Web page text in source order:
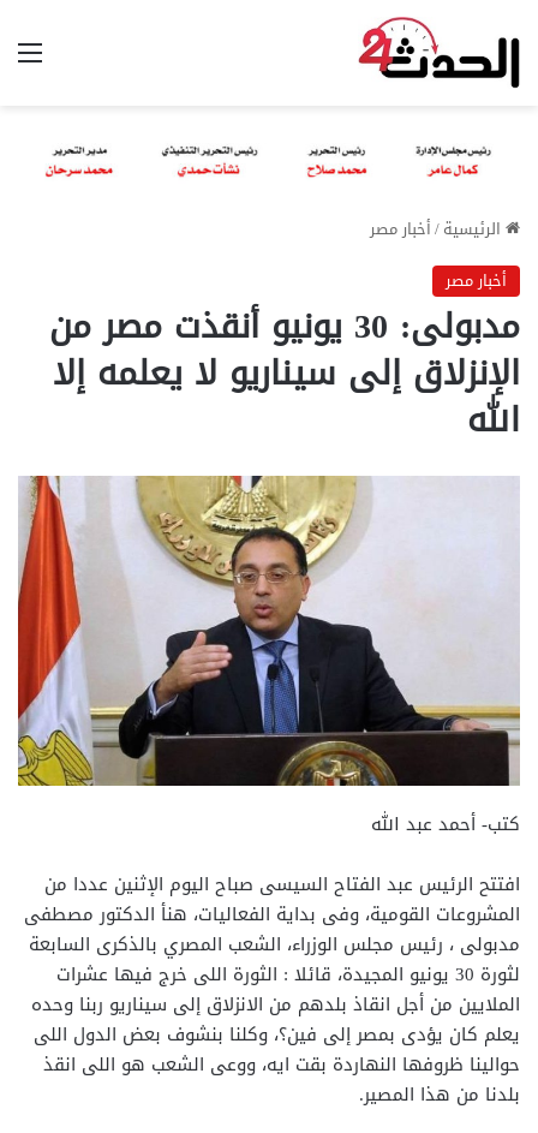
الرئيسية/أخبار مصر
أخبار مصر
مدبولى: 30 يونيو أنقذت مصر من
الإنزلاق إلى سيناريو لا يعلمه إلا
الله
كتب- أحمد عبد الله
افتتح الرئيس عبد الفتاح السيسى صباح اليوم الإثنين عددا من
المشروعات القومية، وفى بداية الفعاليات، هنأ الدكتور مصطفى
مدبولى ، رئيس مجلس الوزراء، الشعب المصري بالذكرى السابعة
لثورة 30 يونيو المجيدة، قائلا : الثورة اللى خرج فيها عشرات
الملايين من أجل انقاذ بلدهم من الانزلاق إلى سيناريو ربنا وحده
يعلم كان يؤدى بمصر إلى فين؟، وكلنا بنشوف بعض الدول اللى
حوالينا ظروفها النهاردة بقت ايه، ووعى الشعب هو اللى انقذ
بلدنا من هذا المصير.